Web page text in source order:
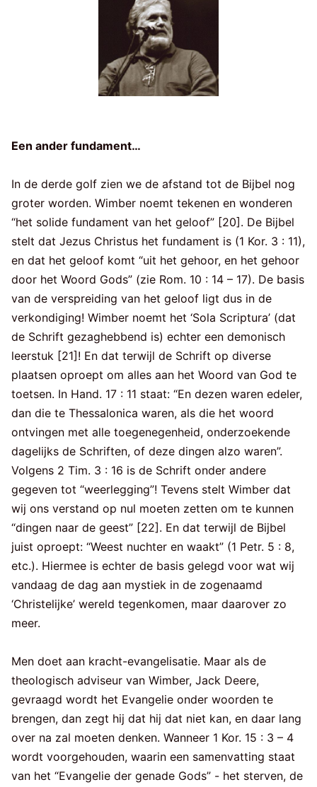
Een ander fundament…
In de derde golf zien we de afstand tot de Bijbel nog
groter worden. Wimber noemt tekenen en wonderen
“het solide fundament van het geloof” [20]. De Bijbel
stelt dat Jezus Christus het fundament is (1 Kor. 3 : 11),
en dat het geloof komt “uit het gehoor, en het gehoor
door het Woord Gods” (zie Rom. 10 : 14 – 17). De basis
van de verspreiding van het geloof ligt dus in de
verkondiging! Wimber noemt het ‘Sola Scriptura’ (dat
de Schrift gezaghebbend is) echter een demonisch
leerstuk [21]! En dat terwijl de Schrift op diverse
plaatsen oproept om alles aan het Woord van God te
toetsen. In Hand. 17 : 11 staat: “En dezen waren edeler,
dan die te Thessalonica waren, als die het woord
ontvingen met alle toegenegenheid, onderzoekende
dagelijks de Schriften, of deze dingen alzo waren”.
Volgens 2 Tim. 3 : 16 is de Schrift onder andere
gegeven tot “weerlegging”! Tevens stelt Wimber dat
wij ons verstand op nul moeten zetten om te kunnen
“dingen naar de geest” [22]. En dat terwijl de Bijbel
juist oproept: “Weest nuchter en waakt” (1 Petr. 5 : 8,
etc.). Hiermee is echter de basis gelegd voor wat wij
vandaag de dag aan mystiek in de zogenaamd
‘Christelijke’ wereld tegenkomen, maar daarover zo
meer.
Men doet aan kracht-evangelisatie. Maar als de
theologisch adviseur van Wimber, Jack Deere,
gevraagd wordt het Evangelie onder woorden te
brengen, dan zegt hij dat hij dat niet kan, en daar lang
over na zal moeten denken. Wanneer 1 Kor. 15 : 3 – 4
wordt voorgehouden, waarin een samenvatting staat
van het “Evangelie der genade Gods” - het sterven, de